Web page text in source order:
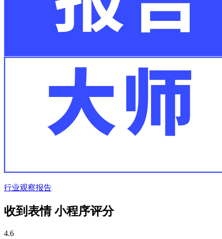
行业观察报告
收到表情 小程序评分
4.6